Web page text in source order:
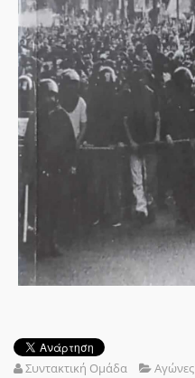
Συντακτική Ομάδα Αγώνες